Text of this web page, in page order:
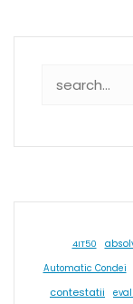
4IT50
Automatic Condei
contestatii